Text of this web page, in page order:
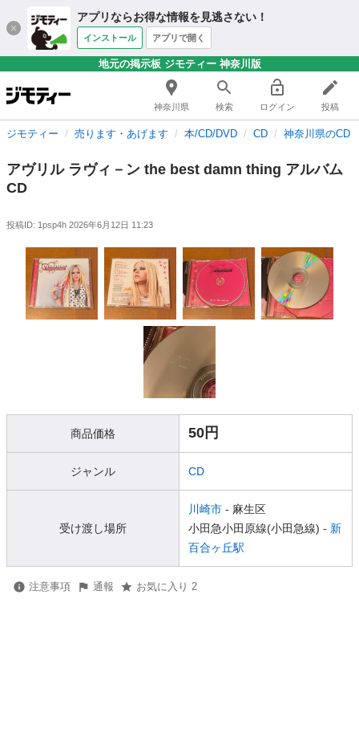
アプリならお得な情報を見逃さない！
インストール アプリで開く
地元の掲示板 ジモティー 神奈川版
神奈川県 検索 ログイン 投稿
ジモティー 売ります・あげます 本/CD/DVD CD 神奈川県のCD
アヴリル ラヴィ－ン the best damn thing アルバム
CD
投稿ID: 1psp4h 2026年6月12日 11:23
商品価格 50円
ジャンル CD
受け渡し場所
川崎市 - 麻生区
小田急小田原線(小田急線) - 新
百合ヶ丘駅
注意事項 通報 お気に入り 2